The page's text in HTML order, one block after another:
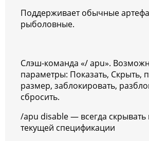
Поддерживает обычные
рыболовные.
Слэш-команда «/ apu».
параметры: Показать, Скрыть,
размер, заблокировать,
сбросить.
/apu disable — всегда скрывать
текущей спецификации